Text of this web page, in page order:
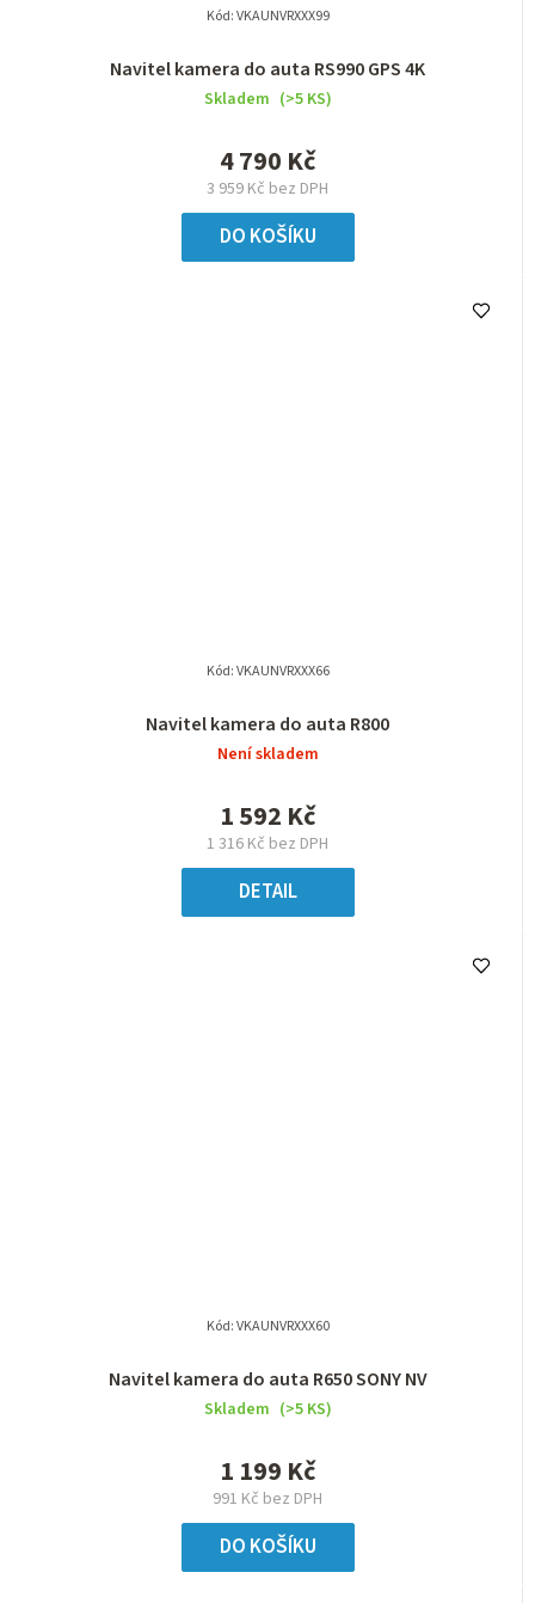
Navitel kamera do auta RS990 GPS 4K
Skladem (>5 KS)
3 959 Kč bez DPH
4 790 Kč
DO KOŠÍKU
Kód:VKAUNVRXXX99
Navitel kamera do auta R800
Není skladem
1 316 Kč bez DPH
1 592 Kč
DETAIL
Kód:VKAUNVRXXX66
Navitel kamera do auta R650 SONY NV
Skladem (>5 KS)
991 Kč bez DPH
1 199 Kč
DO KOŠÍKU
Kód:VKAUNVRXXX60